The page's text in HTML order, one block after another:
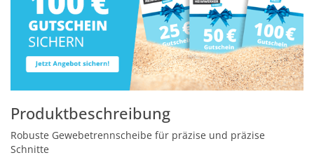
Produktbeschreibung
Robuste Gewebetrennscheibe für präzise und präzise
Schnitte